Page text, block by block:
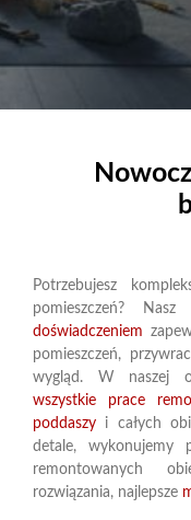
Potrzebujesz
pomieszczeń? Nasz
doświadczeniem
pomieszczeń,
wygląd. W naszej
wszystkie prace
poddaszy i całych
detale, wykonujemy
remontowanych
rozwiązania, najlepsze